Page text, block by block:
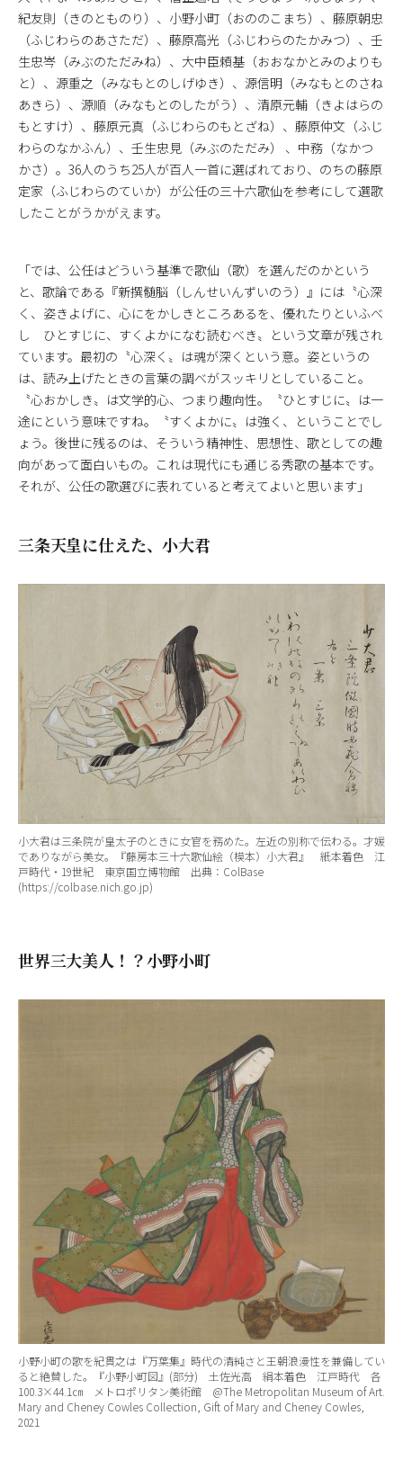
紀友則（きのとものり）、小野小町（おののこまち）、藤原朝忠
（ふじわらのあさただ）、藤原高光（ふじわらのたかみつ）、壬
生忠岑（みぶのただみね）、大中臣頼基（おおなかとみのよりも
と）、源重之（みなもとのしげゆき）、源信明（みなもとのさね
あきら）、源順（みなもとのしたがう）、清原元輔（きよはらの
もとすけ）、藤原元真（ふじわらのもとざね）、藤原仲文（ふじ
わらのなかふん）、壬生忠見（みぶのただみ） 、中務（なかつ
かさ）。36人のうち25人が百人一首に選ばれており、のちの藤原
定家（ふじわらのていか）が公任の三十六歌仙を参考にして選歌
したことがうかがえます。
「では、公任はどういう基準で歌仙（歌）を選んだのかという
と、歌論である『新撰髄脳（しんせいんずいのう）』には〝心深
く、姿きよげに、心にをかしきところあるを、優れたりといふべ
し ひとすじに、すくよかになむ読むべき〟という文章が残され
ています。最初の〝心深く〟は魂が深くという意。姿というの
は、読み上げたときの言葉の調べがスッキリとしていること。
〝心おかしき〟は文学的心、つまり趣向性。〝ひとすじに〟は一
途にという意味ですね。〝すくよかに〟は強く、ということでし
ょう。後世に残るのは、そういう精神性、思想性、歌としての趣
向があって面白いもの。これは現代にも通じる秀歌の基本です。
それが、公任の歌選びに表れていると考えてよいと思います」
三条天皇に仕えた、小大君
小大君は三条院が皇太子のときに女官を務めた。左近の別称で伝わる。才媛
でありながら美女。『藤房本三十六歌仙絵（模本）小大君』 紙本着色 江
戸時代・19世紀 東京国立博物館 出典：ColBase
(https://colbase.nich.go.jp)
世界三大美人！？小野小町
小野小町の歌を紀貫之は『万葉集』時代の清純さと王朝浪漫性を兼備してい
ると絶賛した。『小野小町図』(部分) 土佐光高 絹本着色 江戸時代 各
100.3×44.1㎝ メトロポリタン美術館 @The Metropolitan Museum of Art.
Mary and Cheney Cowles Collection, Gift of Mary and Cheney Cowles,
2021